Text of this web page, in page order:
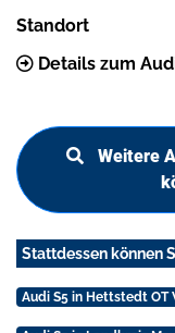
Standort
Details zum
Weitere
Stattdessen können
Audi S5 in Hettstedt OT